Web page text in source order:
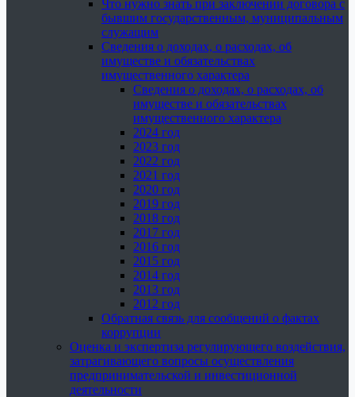
Что нужно знать при заключении договора с
бывшим государственным, муниципальным
служащим
Сведения о доходах, о расходах, об
имуществе и обязательствах
имущественного характера
Сведения о доходах, о расходах, об
имуществе и обязательствах
имущественного характера
2024 год
2023 год
2022 год
2021 год
2020 год
2019 год
2018 год
2017 год
2016 год
2015 год
2014 год
2013 год
2012 год
Обратная связь для сообщений о фактах
коррупции
Оценка и экспертиза регулирующего воздействия,
затрагивающего вопросы осуществления
предпринимательской и инвестиционной
деятельности